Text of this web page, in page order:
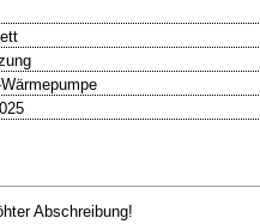
Abschreibung!